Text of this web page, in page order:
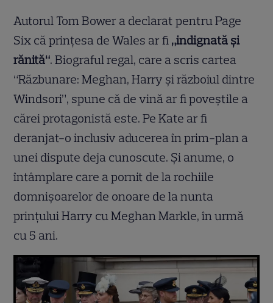
Autorul Tom Bower a declarat pentru Page
Six că prințesa de Wales ar fi „indignată și
rănită“. Biograful regal, care a scris cartea
“Răzbunare: Meghan, Harry și războiul dintre
Windsori”, spune că de vină ar fi poveștile a
cărei protagonistă este. Pe Kate ar fi
deranjat-o inclusiv aducerea în prim-plan a
unei dispute deja cunoscute. Și anume, o
întâmplare care a pornit de la rochiile
domnișoarelor de onoare de la nunta
prințului Harry cu Meghan Markle, în urmă
cu 5 ani.